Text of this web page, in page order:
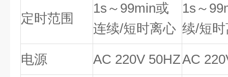
定时范围
1s～99min或
连续/短时离心
1s～
续/短
电源 AC 220V 50HZAC